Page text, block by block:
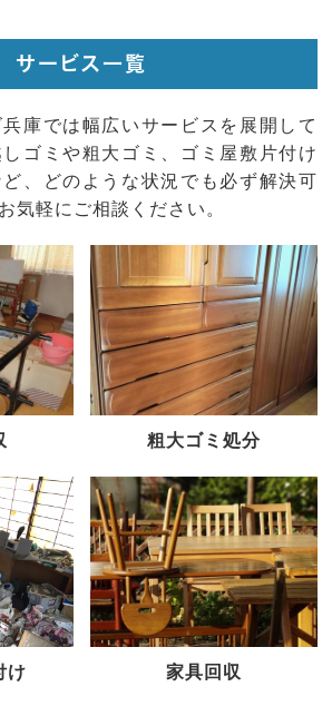
サービス一覧
庫では幅広いサービスを展開して
ゴミや粗大ゴミ、ゴミ屋敷片付け
、どのような状況でも必ず解決可
気軽にご相談ください。
粗大ゴミ処分
け 家具回収